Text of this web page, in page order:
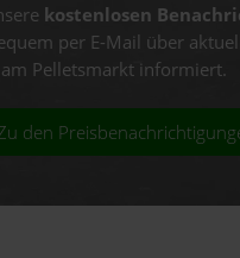
kostenlosen
per E-Mail über
Pelletsmarkt informiert.
den